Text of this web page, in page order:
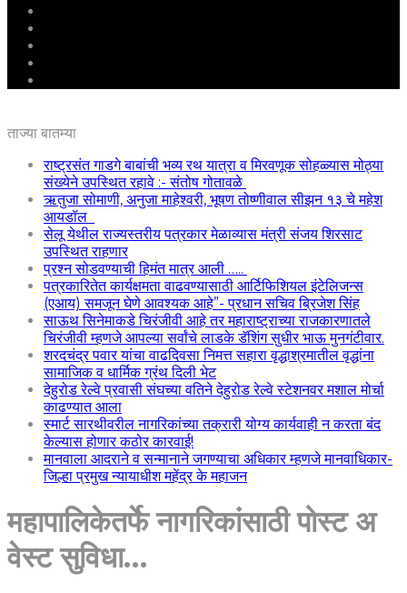
ताज्या बातम्या
राष्ट्रसंत गाडगे बाबांची भव्य रथ यात्रा व मिरवणूक सोहळ्यास मोठ्या
संख्येने उपस्थित रहावे :- संतोष गोतावळे
ऋतुजा सोमाणी, अनुजा माहेश्वरी, भूषण तोष्णीवाल सीझन १३ चे महेश
आयडॉल
सेलू येथील राज्यस्तरीय पत्रकार मेळाव्यास मंत्री संजय शिरसाट
उपस्थित राहणार
प्रश्न सोडवण्याची हिमंत मात्र आली …..
पत्रकारितेत कार्यक्षमता वाढवण्यासाठी आर्टिफिशियल इंटेलिजन्स
(एआय) समजून घेणे आवश्यक आहे”- प्रधान सचिव ब्रिजेश सिंह
साऊथ सिनेमाकडे चिरंजीवी आहे तर महाराष्ट्राच्या राजकारणातले
चिरंजीवी म्हणजे आपल्या सर्वांचे लाडके डॅशिंग सुधीर भाऊ मुनगंटीवार.
शरदचंद्र पवार यांचा वाढदिवसा निमत्त सहारा वृद्धाश्रमातील वृद्धांना
सामाजिक व धार्मिक ग्रंथ दिली भेट
देहुरोड रेल्वे प्रवासी संघच्या वतिने देहुरोड रेल्वे स्टेशनवर मशाल मोर्चा
काढण्यात आला
स्मार्ट सारथीवरील नागरिकांच्या तक्रारी योग्य कार्यवाही न करता बंद
केल्यास होणार कठोर कारवाई!
मानवाला आदराने व सन्मानाने जगण्याचा अधिकार म्हणजे मानवाधिकार-
जिल्हा प्रमुख न्यायाधीश महेंद्र के महाजन
महापालिकेतर्फे नागरिकांसाठी पोस्ट अ
वेस्ट सुविधा…